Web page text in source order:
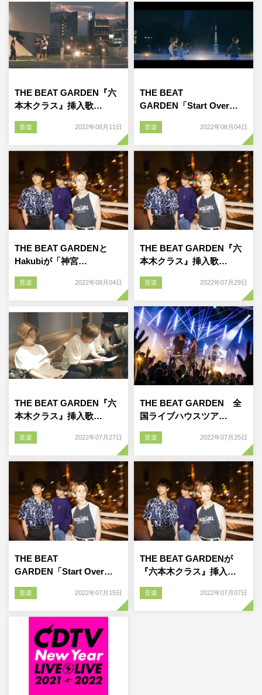
THE BEAT GARDEN『六
本木クラス』挿入歌…
音楽 2022年08月11日
THE BEAT
GARDEN「Start Over…
音楽 2022年08月04日
THE BEAT GARDENと
Hakubiが「神宮…
音楽 2022年08月04日
THE BEAT GARDEN『六
本木クラス』挿入歌…
音楽 2022年07月29日
THE BEAT GARDEN『六
本木クラス』挿入歌…
音楽 2022年07月27日
THE BEAT GARDEN 全
国ライブハウスツア…
音楽 2022年07月25日
THE BEAT
GARDEN「Start Over…
音楽 2022年07月15日
THE BEAT GARDENが
『六本木クラス』挿入…
音楽 2022年07月07日